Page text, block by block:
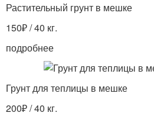
Растительный грунт в мешке
150₽ / 40 кг.
подробнее
Грунт для теплицы в мешке
200₽ / 40 кг.